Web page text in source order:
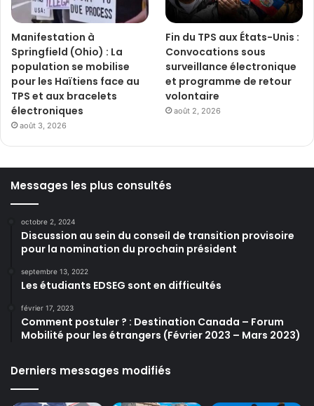
Manifestation à
Springfield (Ohio) : La
population se mobilise
pour les Haïtiens face au
TPS et aux bracelets
électroniques
août 3, 2026
Fin du TPS aux États-Unis :
Convocations sous
surveillance électronique
et programme de retour
volontaire
août 2, 2026
Messages les plus consultés
octobre 2, 2024
Discussion au sein du conseil de transition provisoire
pour la nomination du prochain président
septembre 13, 2022
Les étudiants EDSEG sont en difficultés
février 17, 2023
Comment postuler ? : Destination Canada – Forum
Mobilité pour les étrangers (Février 2023 – Mars 2023)
Derniers messages modifiés